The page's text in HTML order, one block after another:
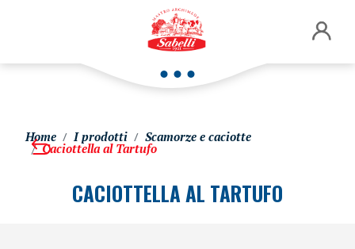
Home I prodotti Scamorze e caciotte
Caciottella al Tartufo
CACIOTTELLA AL TARTUFO